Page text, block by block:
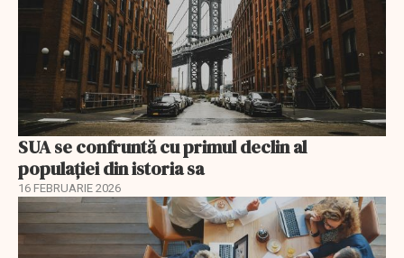
SUA se confruntă cu primul declin al
populației din istoria sa
16 FEBRUARIE 2026